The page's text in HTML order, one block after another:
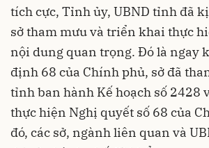
tích cực, Tỉnh ủy, UBND tỉnh đã
sở tham mưu và triển khai thực
nội dung quan trọng. Đó là ngay
định 68 của Chính phủ, sở đã
tỉnh ban hành Kế hoạch số 2428
thực hiện Nghị quyết số 68 của
đó, các sở, ngành liên quan và